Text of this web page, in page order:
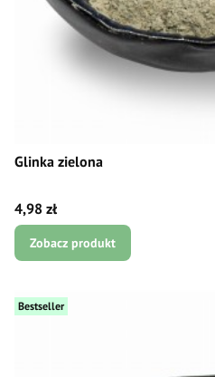
Glinka zielona
Cena
4,98 zł
Zobacz produkt
Bestseller